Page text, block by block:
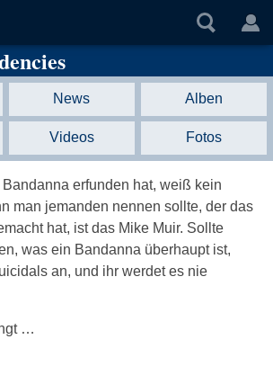
News Alben
Videos Fotos
erfunden hat, weiß kein
man jemanden nennen sollte, der das
hat, ist das Mike Muir. Sollte
was ein Bandanna überhaupt ist,
an, und ihr werdet es nie
…